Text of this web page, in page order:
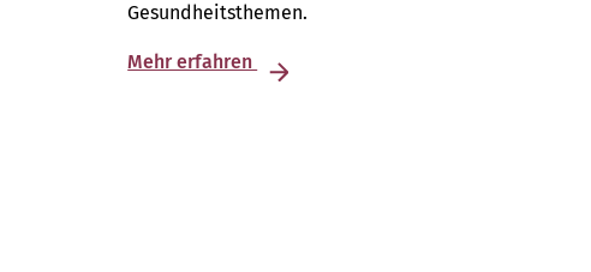
Gesundheitsthemen.
Mehr erfahren